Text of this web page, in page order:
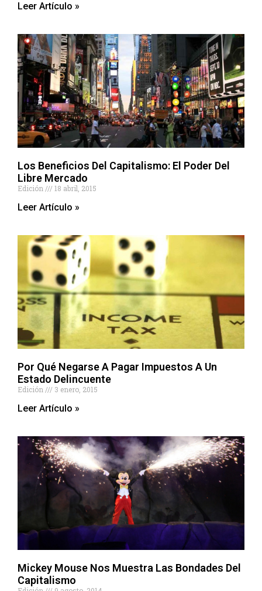
Leer Artículo »
Los Beneficios Del Capitalismo: El Poder Del
Libre Mercado
Edición 18 abril, 2015
Leer Artículo »
Por Qué Negarse A Pagar Impuestos A Un
Estado Delincuente
Edición 3 enero, 2015
Leer Artículo »
Mickey Mouse Nos Muestra Las Bondades Del
Capitalismo